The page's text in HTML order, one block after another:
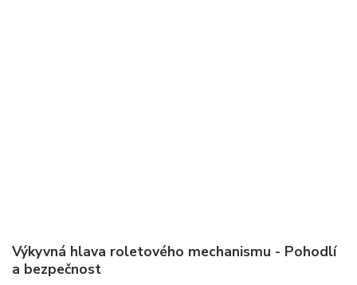
Výkyvná hlava roletového mechanismu - Pohodlí
a bezpečnost